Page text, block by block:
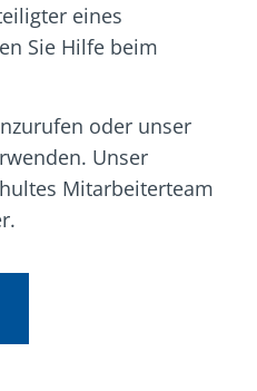
eines
Sie Hilfe beim
oder unser
Unser
Mitarbeiterteam